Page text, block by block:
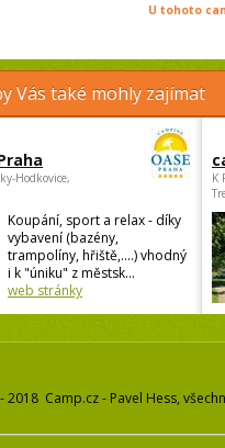
U tohoto
Vás také mohly zajímat
Hodkovice,
Koupání, sport a relax - díky
vybavení (bazény,
trampolíny, hřiště,....) vhodný
i k "úniku" z městsk...
web stránky
K
Camp.cz - Pavel Hess,